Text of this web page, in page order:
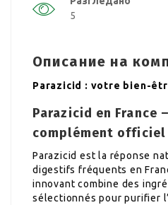
5
Описание на
Parazicid : votre bien-
Parazicid en France
complément officiel
Parazicid est la réponse
digestifs fréquents en
innovant combine des
sélectionnés pour purifier